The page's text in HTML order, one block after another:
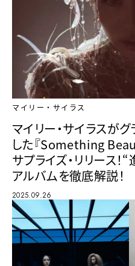
マイリー・サイラス
マイリー・サイラスが
した『Something
サプライズ・リリース
アルバムを徹底解説！
2025.09.26